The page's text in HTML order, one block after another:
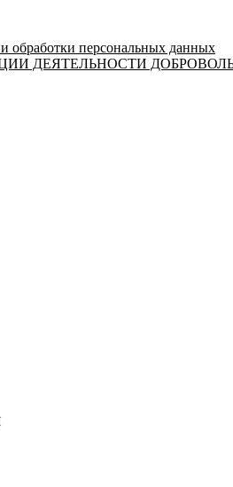
персональных данных
ДЕЯТЕЛЬНОСТИ